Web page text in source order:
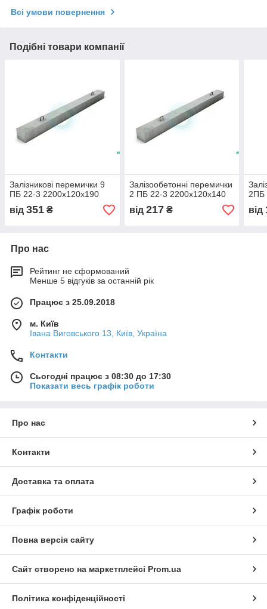
Всі умови повернення
Подібні товари компанії
Залізникові перемички 9
ПБ 22-3 2200х120х190
від 351 ₴
Залізообетонні перемички
2 ПБ 22-3 2200х120х140
від 217₴
2ПБ
від
Про нас
Рейтинг не сформований
Менше 5 відгуків за останній рік
Працює з 25.09.2018
м. Київ
Івана Виговського 13, Київ, Україна
Контакти
Сьогодні працює з 08:30 до 17:30
Показати весь графік роботи
Про нас
Контакти
Доставка та оплата
Графік роботи
Повна версія сайту
Сайт створено на маркетплейсі Prom.ua
Політика конфіденційності